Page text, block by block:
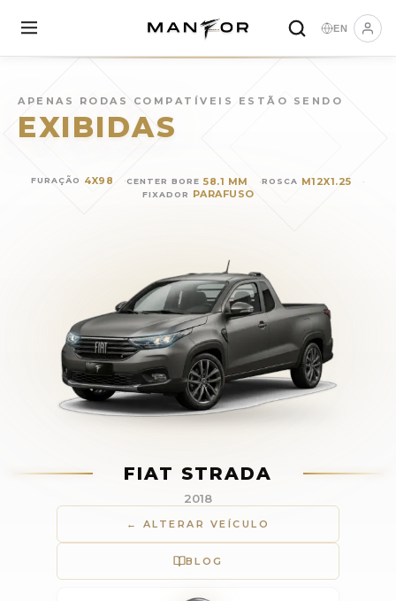
EN
APENAS RODAS COMPATÍVEIS ESTÃO SENDO
EXIBIDAS
FURAÇÃO 4X98 CENTER BORE 58.1 MM ROSCA M12X1.25
FIXADOR PARAFUSO
FIAT STRADA
2018
← ALTERAR VEÍCULO
BLOG